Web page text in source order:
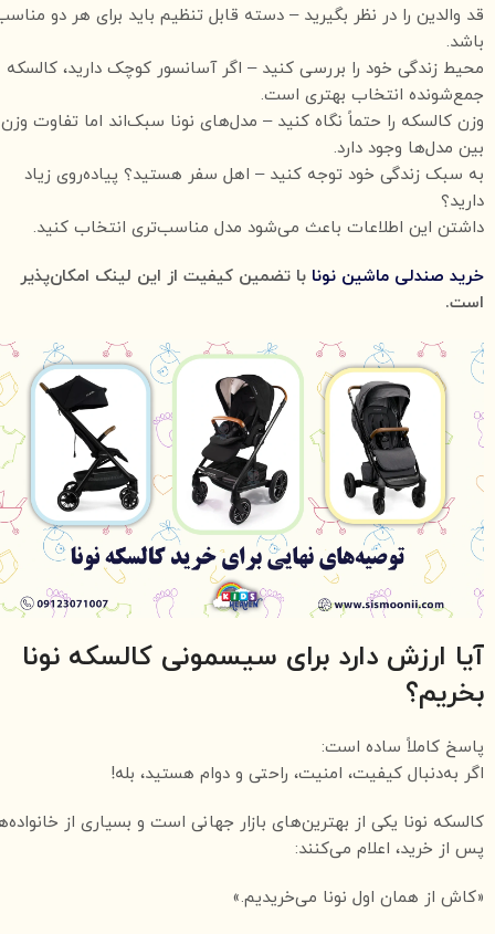
قد والدین را در نظر بگیرید – دسته قابل تنظیم باید برای هر دو
باشد.
محیط زندگی خود را بررسی کنید – اگر آسانسور کوچک دارید، کالسکه
جمع‌شونده انتخاب بهتری است.
وزن کالسکه را حتماً نگاه کنید – مدل‌های نونا سبک‌اند اما تفاوت وزن
بین مدل‌ها وجود دارد.
به سبک زندگی خود توجه کنید – اهل سفر هستید؟ پیاده‌روی زیاد
دارید؟
داشتن این اطلاعات باعث می‌شود مدل مناسب‌تری انتخاب کنید.
خرید صندلی ماشین نونا با تضمین کیفیت از این لینک امکان‌پذیر
است.
آیا ارزش دارد برای سیسمونی کالسکه نونا
بخریم؟
پاسخ کاملاً ساده است:
اگر به‌دنبال کیفیت، امنیت، راحتی و دوام هستید، بله!
کالسکه نونا یکی از بهترین‌های بازار جهانی است و بسیاری از
پس از خرید، اعلام می‌کنند:
«کاش از همان اول نونا می‌خریدیم.»